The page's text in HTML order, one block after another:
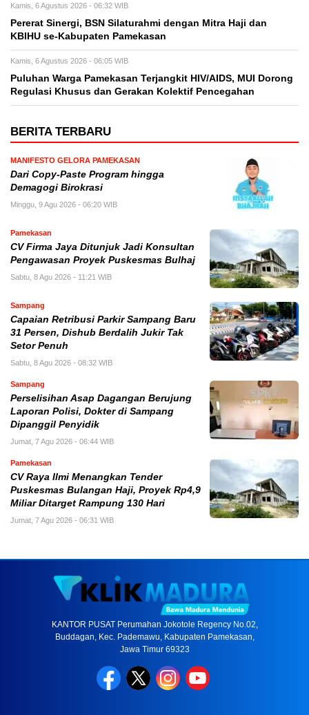
Kamis, 6 Agustus 2026 - 06:32 WIB
Pererat Sinergi, BSN Silaturahmi dengan Mitra Haji dan
KBIHU se-Kabupaten Pamekasan
Kamis, 6 Agustus 2026 - 06:05 WIB
Puluhan Warga Pamekasan Terjangkit HIV/AIDS, MUI Dorong
Regulasi Khusus dan Gerakan Kolektif Pencegahan
BERITA TERBARU
MANIFESTO GELORA PAMEKASAN
Dari Copy-Paste Program hingga
Demagogi Birokrasi
Minggu, 9 Agu 2026 - 06:20 WIB
Pamekasan
CV Firma Jaya Ditunjuk Jadi Konsultan
Pengawasan Proyek Puskesmas Bulhaj
Sabtu, 8 Agu 2026 - 11:21 WIB
Sampang
Capaian Retribusi Parkir Sampang Baru
31 Persen, Dishub Berdalih Jukir Tak
Setor Penuh
Sabtu, 8 Agu 2026 - 08:32 WIB
Sampang
Perselisihan Asap Dagangan Berujung
Laporan Polisi, Dokter di Sampang
Dipanggil Penyidik
Jumat, 7 Agu 2026 - 06:44 WIB
Pamekasan
CV Raya Ilmi Menangkan Tender
Puskesmas Bulangan Haji, Proyek Rp4,9
Miliar Ditarget Rampung 130 Hari
Jumat, 7 Agu 2026 - 06:31 WIB
KANTOR PUSAT Perumahan Jokotole Regency No.02,
Buddagan, Kec. Pademawu, Kabupaten Pamekasan,
Jawa Timur 69323